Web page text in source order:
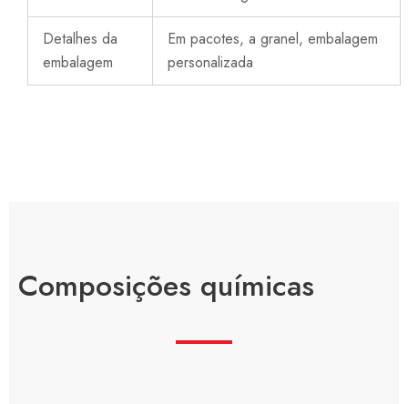
Detalhes da
embalagem
Em pacotes, a granel, embalagem
personalizada
Composições químicas